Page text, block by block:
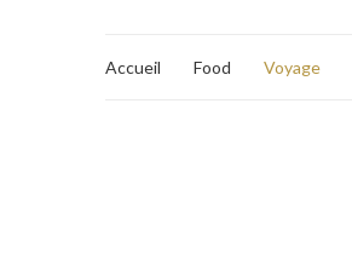
Accueil Food Voyage